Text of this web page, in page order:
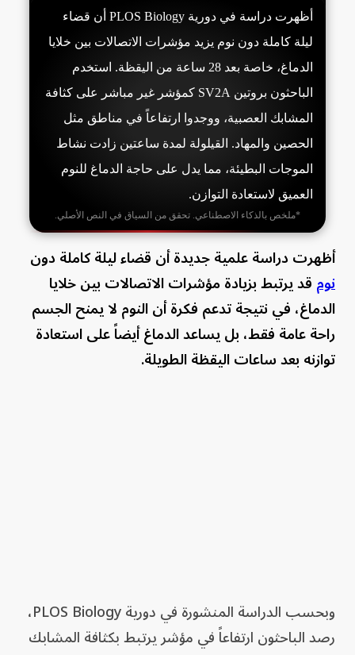
أظهرت دراسة في دورية PLOS Biology أن قضاء
ليلة كاملة دون نوم يزيد مؤشرات الاتصالات بين خلايا
الدماغ، خاصة بعد 28 ساعة من اليقظة. استخدم
الباحثون بروتين SV2A كمؤشر غير مباشر على كثافة
المشابك العصبية، ووجدوا ارتفاعاً في مناطق مثل
الحصين والمهاد. القيلولة لمدة ساعتين زادت نشاط
الموجات البطيئة، مما يدل على حاجة الدماغ للنوم
العميق لاستعادة التوازن.
*ملخص بالذكاء الاصطناعي. تحقق من السياق في النص الأصلي.
أظهرت دراسة علمية جديدة أن قضاء ليلة كاملة دون
نومقد يرتبط بزيادة مؤشرات الاتصالات بين خلايا
الدماغ، في نتيجة تدعم فكرة أن النوم لا يمنح الجسم
راحة عامة فقط، بل يساعد الدماغ أيضاً على استعادة
توازنه بعد ساعات اليقظة الطويلة.
وبحسب الدراسة المنشورة في دورية PLOS Biology،
رصد الباحثون ارتفاعاً في مؤشر يرتبط بكثافة المشابك